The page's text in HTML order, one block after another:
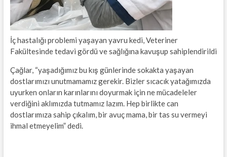
İç hastalığı problemi yaşayan yavru kedi, Veteriner
Fakültesinde tedavi gördü ve sağlığına kavuşup sahiplendirildi
Çağlar, “yaşadığımız bu kış günlerinde sokakta yaşayan
dostlarımızı unutmamamız gerekir. Bizler sıcacık yatağımızda
uyurken onların karınlarını doyurmak için ne mücadeleler
verdiğini aklımızda tutmamız lazım. Hep birlikte can
dostlarımıza sahip çıkalım, bir avuç mama, bir tas su vermeyi
ihmal etmeyelim” dedi.